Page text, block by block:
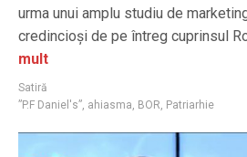
urma unui amplu studiu de
credincioşi de pe întreg cuprinsul
mult
Satiră
”P.F Daniel's”, ahiasma, BOR, Patriarhie